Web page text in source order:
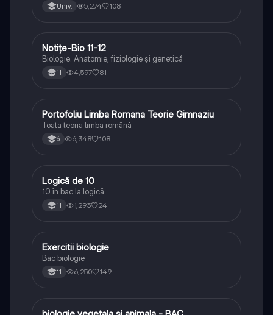
Univ. 5,274 108
Biologie
Notițe-Bio 11-12
Biologie. Anatomie, fiziologie și genetică
11 4,597 81
Limba și literatura română
Portofoliu Limba Romana Teorie Gimnaziu
Toata teoria limba română
6 6,348 108
Logică
Logică de 10
10 în bac la logică
11 1,293 24
Biologie
Exercitii biologie
Bac biologie
11 6,250 149
Biologie